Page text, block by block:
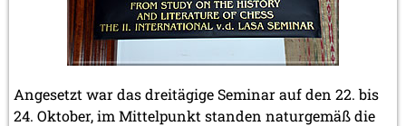
Angesetzt war das dreitägige Seminar auf den 22. bis
24. Oktober, im Mittelpunkt standen naturgemäß die